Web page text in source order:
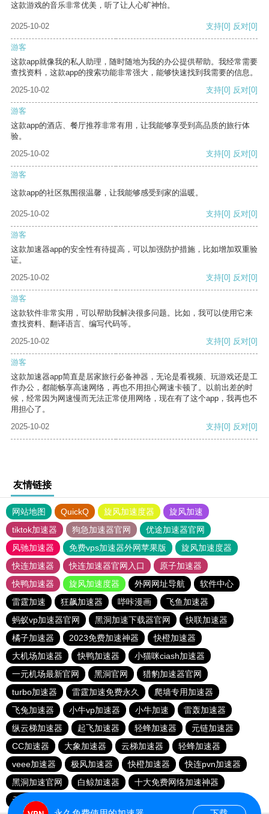
这款游戏的音乐非常优美，听了让人心旷神怡。
2025-10-02 支持[0] 反对[0]
游客
这款app就像我的私人助理，随时随地为我的办公提供帮助。我经常需要
查找资料，这款app的搜索功能非常强大，能够快速找到我需要的信息。
2025-10-02
支持[0] 反对[0]
游客
这款app的酒店、餐厅推荐非常有用，让我能够享受到高品质的旅行体
验。
2025-10-02
支持[0] 反对[0]
游客
这款app的社区氛围很温馨，让我能够感受到家的温暖。
2025-10-02 支持[0] 反对[0]
游客
这款加速器app的安全性有待提高，可以加强防护措施，比如增加双重验
证。
2025-10-02
支持[0] 反对[0]
游客
这款软件非常实用，可以帮助我解决很多问题。比如，我可以使用它来
查找资料、翻译语言、编写代码等。
2025-10-02
支持[0] 反对[0]
游客
这款加速器app简直是居家旅行必备神器，无论是看视频、玩游戏还是工
作办公，都能畅享高速网络，再也不用担心网速卡顿了。以前出差的时
候，经常因为网速慢而无法正常使用网络，现在有了这个app，我再也不
用担心了。
2025-10-02
支持[0] 反对[0]
友情链接
网站地图 QuickQ 旋风加速度器
旋风加速
tiktok加速器
狗急加速器官网
优途加速器官网
风驰加速器
免费vps加速器外网苹果版
旋风加速度器
快连加速器
快连加速器官网入口
原子加速器
快鸭加速器
旋风加速度器 外网网址导航
软件中心
雷霆加速
狂飙加速器 哔咔漫画
飞鱼加速器
蚂蚁vp加速器官网
黑洞加速下载器官网
快联加速器
橘子加速器
2023免费加速神器
快橙加速器
大机场加速器
快鸭加速器
小猫咪ciash加速器
一元机场最新官网
黑洞官网
猎豹加速器官网
turbo加速器
雷霆加速免费永久
爬墙专用加速器
飞兔加速器
小牛vp加速器 小牛加速
雷轰加速器
纵云梯加速器
起飞加速器 轻蜂加速器
元链加速器
CC加速器
大象加速器 云梯加速器
轻蜂加速器
veee加速器
极风加速器 快橙加速器
快连pvn加速器
黑洞加速官网
白鲸加速器
十大免费网络加速神器
元链加速器